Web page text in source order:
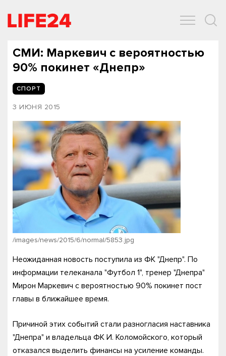
СМИ: Маркевич с вероятностью
90% покинет «Днепр»
СПОРТ
3 ИЮНЯ 2015
/images/news/2015/6/normal/5853.jpg
Неожиданная новость поступила из ФК "Днепр". По
информации телеканала "Футбол 1", тренер "Днепра"
Мирон Маркевич с вероятностью 90% покинет пост
главы в ближайшее время.
Причиной этих событий стали разногласия наставника
"Днепра" и владельца ФК И. Коломойского, который
отказался выделить финансы на усиление команды.